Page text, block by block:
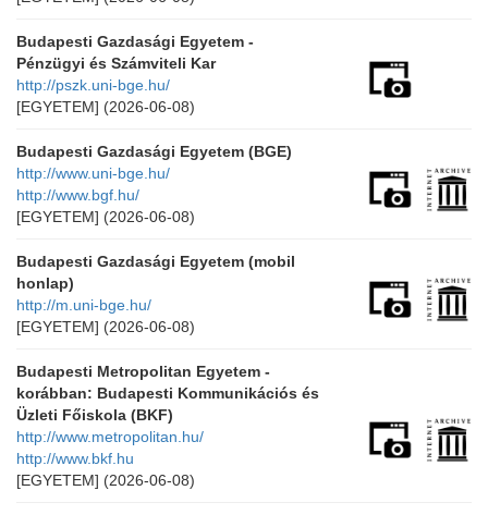
Budapesti Gazdasági Egyetem -
Pénzügyi és Számviteli Kar
http://pszk.uni-bge.hu/
[EGYETEM] (2026-06-08)
Budapesti Gazdasági Egyetem (BGE)
http://www.uni-bge.hu/
http://www.bgf.hu/
[EGYETEM] (2026-06-08)
Budapesti Gazdasági Egyetem (mobil
honlap)
http://m.uni-bge.hu/
[EGYETEM] (2026-06-08)
Budapesti Metropolitan Egyetem -
korábban: Budapesti Kommunikációs és
Üzleti Főiskola (BKF)
http://www.metropolitan.hu/
http://www.bkf.hu
[EGYETEM] (2026-06-08)